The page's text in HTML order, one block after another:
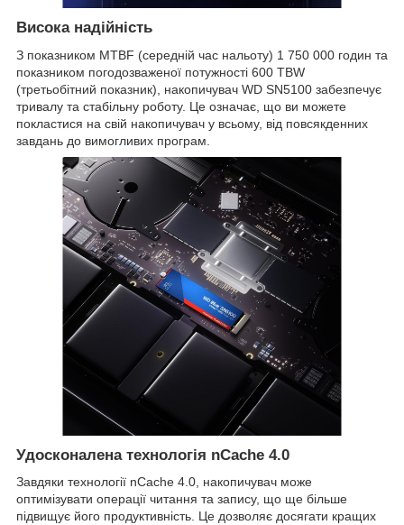
Висока надійність
З показником MTBF (середній час нальоту) 1 750 000 годин та
показником погодозваженої потужності 600 TBW
(третьобітний показник), накопичувач WD SN5100 забезпечує
тривалу та стабільну роботу. Це означає, що ви можете
покластися на свій накопичувач у всьому, від повсякденних
завдань до вимогливих програм.
Удосконалена технологія nCache 4.0
Завдяки технології nCache 4.0, накопичувач може
оптимізувати операції читання та запису, що ще більше
підвищує його продуктивність. Це дозволяє досягати кращих